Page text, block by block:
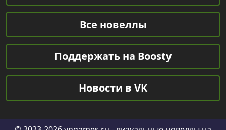
Все новеллы
Поддержать на Boosty
Новости в VK